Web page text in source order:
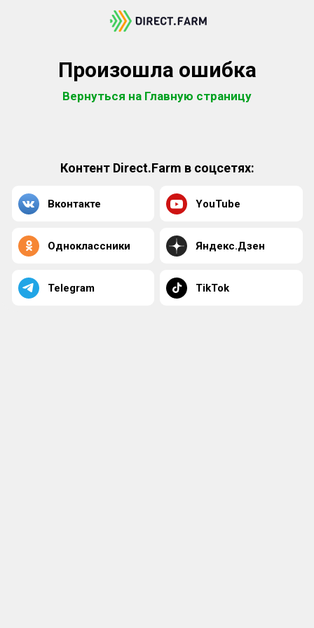
Произошла ошибка
Вернуться на Главную страницу
Контент Direct.Farm в соцсетях:
Вконтакте YouTube
Одноклассники Яндекс.Дзен
Telegram TikTok